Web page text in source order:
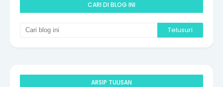
CARI DI BLOG INI
ARSIP TULISAN